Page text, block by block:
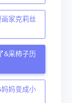
家克莉丝
&采柿子历
妈变成小